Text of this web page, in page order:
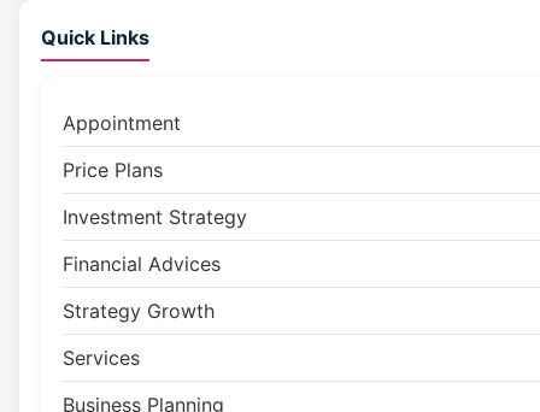
Quick Links
Appointment
Price Plans
Investment Strategy
Financial Advices
Strategy Growth
Services
Business Planning